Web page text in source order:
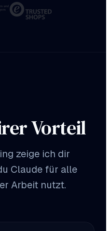
Vorteil
zeige ich dir
Claude für alle
Arbeit nutzt.